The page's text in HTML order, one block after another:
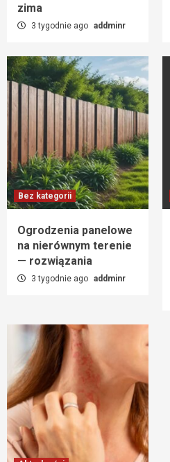
zima
3 tygodnie ago addminr
Bez kategorii
Ogrodzenia panelowe
na nierównym terenie
— rozwiązania
3 tygodnie ago addminr